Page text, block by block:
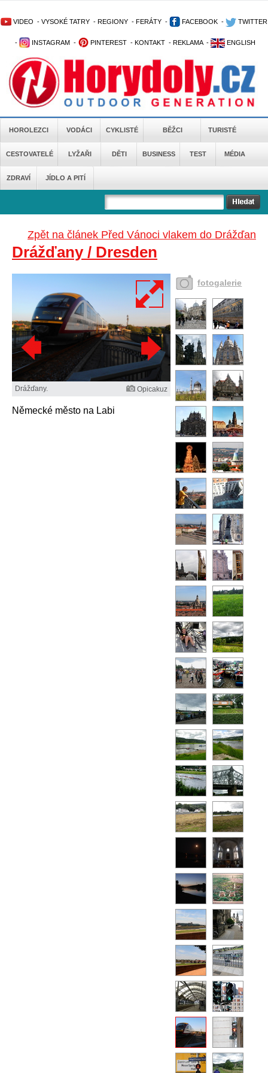
VIDEO - VYSOKÉ TATRY - REGIONY - FERÁTY - FACEBOOK - TWITTER
- INSTAGRAM - PINTEREST - KONTAKT - REKLAMA - ENGLISH
HOROLEZCI VODÁCI CYKLISTÉ BĚŽCI TURISTÉ
CESTOVATELÉ LYŽAŘI DĚTI BUSINESS TEST MÉDIA
ZDRAVÍ JÍDLO A PITÍ
Zpět na článek Před Vánoci vlakem do Drážďan
Drážďany / Dresden
Drážďany. Opicakuz
Německé město na Labi
fotogalerie